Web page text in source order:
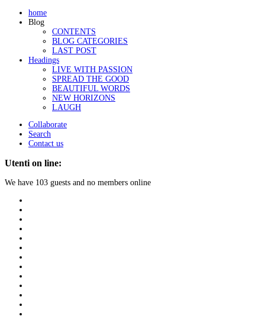
home
Blog
CONTENTS
BLOG CATEGORIES
LAST POST
Headings
LIVE WITH PASSION
SPREAD THE GOOD
BEAUTIFUL WORDS
NEW HORIZONS
LAUGH
Collaborate
Search
Contact us
Utenti on line:
We have 103 guests and no members online